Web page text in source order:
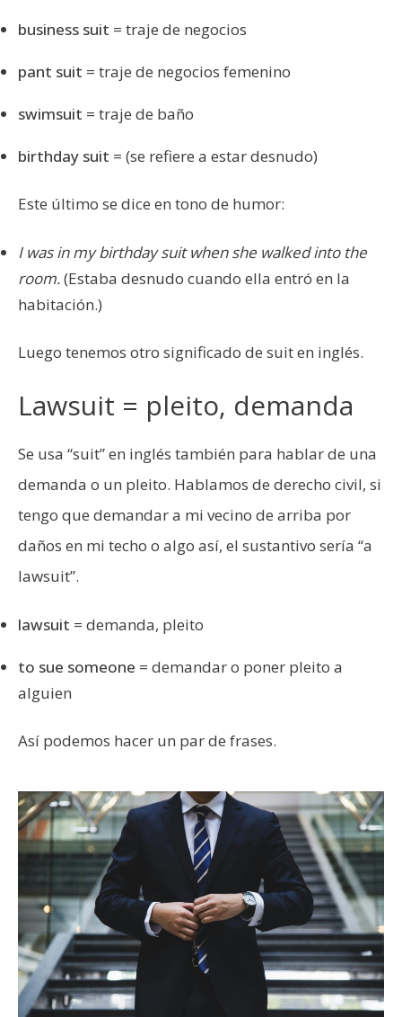
business suit = traje de negocios
pant suit = traje de negocios femenino
swimsuit = traje de baño
birthday suit = (se refiere a estar desnudo)
Este último se dice en tono de humor:
I was in my birthday suit when she walked into the
room.(Estaba desnudo cuando ella entró en la
habitación.)
Luego tenemos otro significado de suit en inglés.
Lawsuit = pleito, demanda
Se usa “suit” en inglés también para hablar de una
demanda o un pleito. Hablamos de derecho civil, si
tengo que demandar a mi vecino de arriba por
daños en mi techo o algo así, el sustantivo sería “a
lawsuit”.
lawsuit = demanda, pleito
to sue someone = demandar o poner pleito a
alguien
Así podemos hacer un par de frases.